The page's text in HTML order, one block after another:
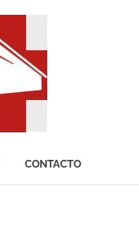
CONTACTO